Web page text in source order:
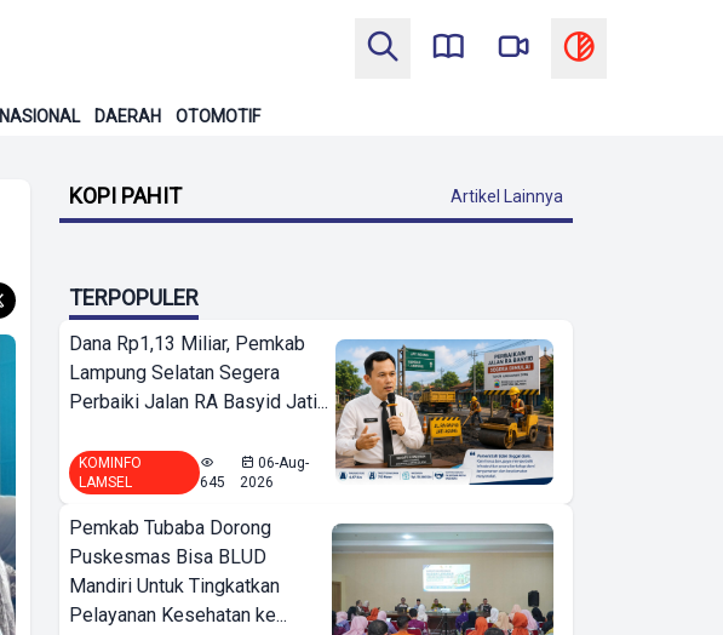
NASIONAL DAERAH OTOMOTIF
KOPI PAHIT Artikel Lainnya
TERPOPULER
Dana Rp1,13 Miliar, Pemkab
Lampung Selatan Segera
Perbaiki Jalan RA Basyid Jati...
KOMINFO
LAMSEL
645
06-Aug-
2026
Pemkab Tubaba Dorong
Puskesmas Bisa BLUD
Mandiri Untuk Tingkatkan
Pelayanan Kesehatan ke...